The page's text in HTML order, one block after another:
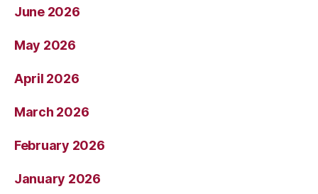
June 2026
May 2026
April 2026
March 2026
February 2026
January 2026